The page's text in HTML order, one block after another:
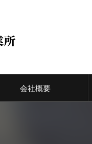
会社概要